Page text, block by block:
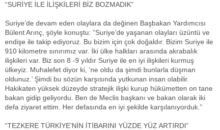
“SURİYE İLE İLİŞKİLERİ BİZ BOZMADIK”
Suriye’de devam eden olaylara da değinen Başbakan Yardımcısı
Bülent Arınç, şöyle konuştu: “Suriye’de yaşanan olayları üzüntü ve
endişe ile takip ediyoruz. Bu bizim için çok doğaldır. Bizim Suriye ile
910 kilometre sınırımız var. İki ülke halkları arasında akrabalık
ilişkileri var. Biz son 8 -9 yıldır Suriye ile en iyi ilişkileri kurmuş
ülkeyiz. Muhalefet diyor ki, ‘ne oldu da şimdi bunlarla düşman
oldunuz.’ Şimdi bu sözün karşısında yutkunan insan olabilir.
Hakikaten yüksek düzeyde stratejik ilişki kurup hükümetten on tane
bakan gidip geliyordu. Ben de Meclis başkanı ve bakan olarak iki
defa ziyaret ettim. Her defasında en iyi şekilde karşılanıyorduk.”
“TEZKERE TÜRKİYE’NİN İTİBARINI YÜZDE YÜZ ARTIRDI”